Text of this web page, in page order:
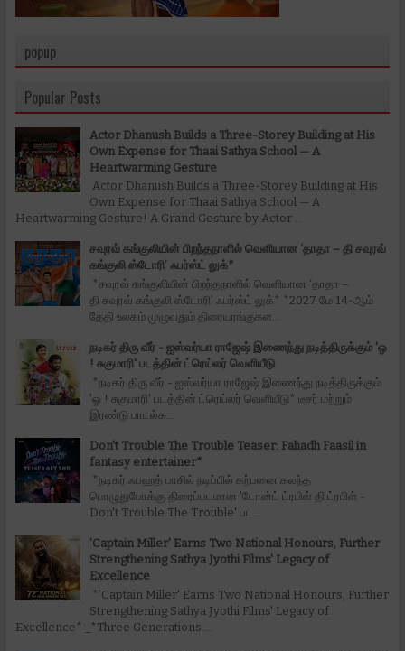
popup
Popular Posts
Actor Dhanush Builds a Three-Storey Building at His
Own Expense for Thaai Sathya School — A
Heartwarming Gesture
Actor Dhanush Builds a Three-Storey Building at His
Own Expense for Thaai Sathya School — A
Heartwarming Gesture! A Grand Gesture by Actor ...
சவுரவ் கங்குலியின் பிறந்தநாளில் வெளியான ‘தாதா – தி சவுரவ்
கங்குலி ஸ்டோரி’ ஃபர்ஸ்ட் லுக்*
*சவுரவ் கங்குலியின் பிறந்தநாளில் வெளியான ‘தாதா –
தி சவுரவ் கங்குலி ஸ்டோரி’ ஃபர்ஸ்ட் லுக்* *2027 மே 14-ஆம்
தேதி உலகம் முழுவதும் திரையரங்குகள...
நடிகர் திரு வீர் - ஐஸ்வர்யா ராஜேஷ் இணைந்து நடித்திருக்கும் 'ஓ
! சுகுமாரி' படத்தின் ட்ரெய்லர் வெளியீடு
*நடிகர் திரு வீர் - ஐஸ்வர்யா ராஜேஷ் இணைந்து நடித்திருக்கும்
'ஓ ! சுகுமாரி' படத்தின் ட்ரெய்லர் வெளியீடு* டீசர் மற்றும்
இரண்டு பாடல்க...
Don't Trouble The Trouble Teaser: Fahadh Faasil in
fantasy entertainer*
*நடிகர் ஃபஹத் பாசில் நடிப்பில் கற்பனை கலந்த
பொழுதுபோக்கு திரைப்படமான 'டோன்ட் ட்ரபிள் தி ட்ரபிள் -
Don't Trouble The Trouble' பட...
’Captain Miller' Earns Two National Honours, Further
Strengthening Sathya Jyothi Films' Legacy of
Excellence
*’Captain Miller' Earns Two National Honours, Further
Strengthening Sathya Jyothi Films' Legacy of
Excellence* _*Three Generations....